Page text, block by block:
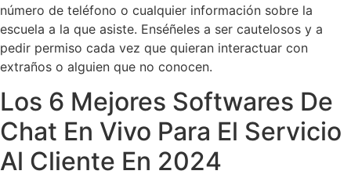
número de teléfono o cualquier información sobre la
escuela a la que asiste. Enséñeles a ser cautelosos y a
pedir permiso cada vez que quieran interactuar con
extraños o alguien que no conocen.
Los 6 Mejores Softwares De
Chat En Vivo Para El Servicio
Al Cliente En 2024